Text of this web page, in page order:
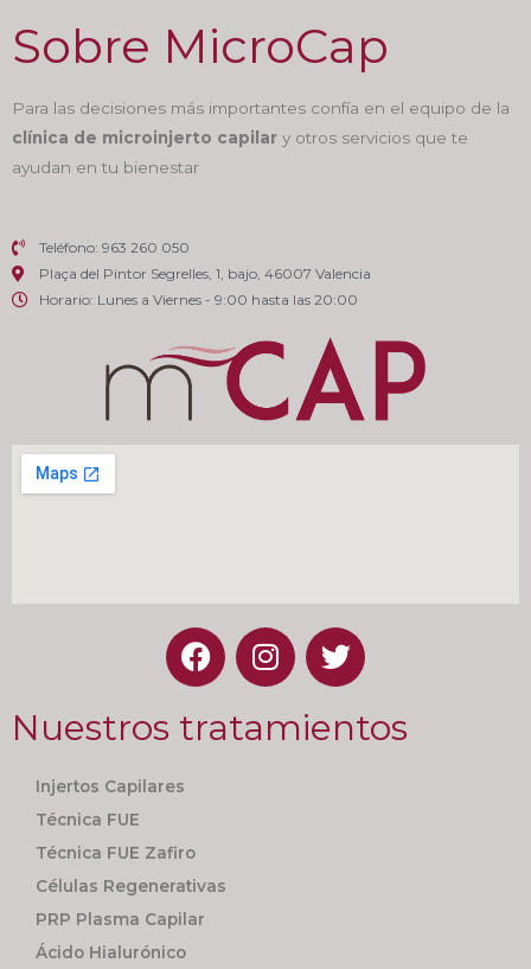
Sobre MicroCap
Para las decisiones más importantes confía en el equipo de la
clínica de microinjerto capilar y otros servicios que te
ayudan en tu bienestar
Teléfono: 963 260 050
Plaça del Pintor Segrelles, 1, bajo, 46007 Valencia
Horario: Lunes a Viernes - 9:00 hasta las 20:00
Nuestros tratamientos
Injertos Capilares
Técnica FUE
Técnica FUE Zafiro
Células Regenerativas
PRP Plasma Capilar
Ácido Hialurónico